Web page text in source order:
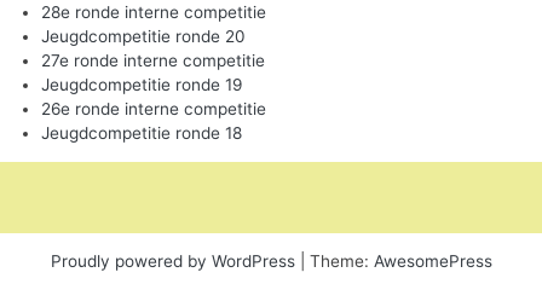
28e ronde interne competitie
Jeugdcompetitie ronde 20
27e ronde interne competitie
Jeugdcompetitie ronde 19
26e ronde interne competitie
Jeugdcompetitie ronde 18
Proudly powered by WordPress Theme: AwesomePress